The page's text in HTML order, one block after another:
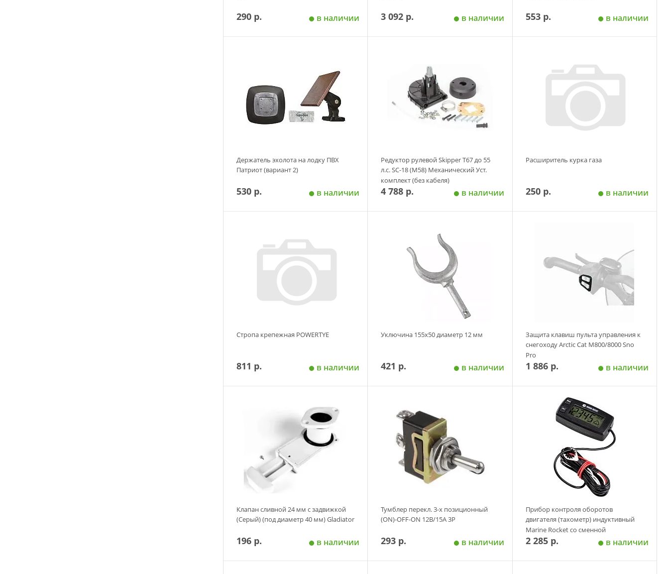
290 р. в наличии 3 092 р. в наличии 553 р. в наличии
Держатель эхолота на лодку ПВХ
Патриот (вариант 2)
530 р. в наличии
Редуктор рулевой Skipper T67 до 55
л.с. SC-18 (M58) Механический Уст.
комплект (без кабеля)
4 788 р. в наличии
Расширитель курка газа
250 р. в наличии
Стропа крепежная POWERTYE
811 р. в наличии
Уключина 155х50 диаметр 12 мм
421 р. в наличии
Защита клавиш пульта управления к
снегоходу Arctic Cat M800/8000 Sno
Pro
1 886 р. в наличии
Добавить в корзину
Клапан сливной 24 мм с задвижкой
(Серый) (под диаметр 40 мм) Gladiator
196 р. в наличии
Тумблер перекл. 3-х позиционный
(ON)-OFF-ON 12В/15А 3P
293 р. в наличии
Прибор контроля оборотов
двигателя (тахометр) индуктивный
Marine Rocket со сменной
батарейкой
2 285 р. в наличии